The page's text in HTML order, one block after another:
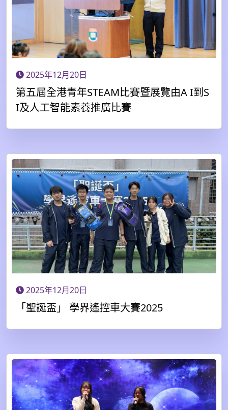
2025年12月20日
第五屆全港青年STEAM比賽暨展覽由A I到S
I及人工智能素養推廣比賽
2025年12月20日
「聖誕盃」 學界遙控車大賽2025